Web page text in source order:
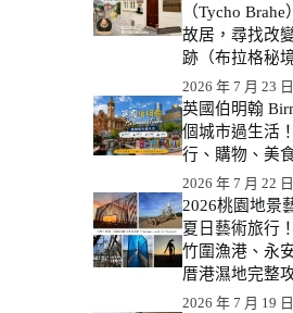
（Tycho
故居，尋找改
跡（布拉格秘境
2026 年 7 月 23 日
英國伯明翰
個城市過生活
行、購物、美
2026 年 7 月 22 日
2026桃園地景
夏日藝術旅行
竹圍漁港、永
厝港濕地完整
2026 年 7 月 19 日